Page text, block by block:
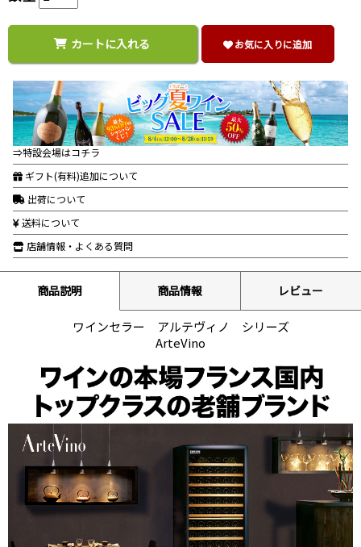
カートに入れる お気に入りに追加
⇒特設会場はコチラ
ギフト(有料)追加について
出荷について
送料について
店舗情報・よくある質問
商品説明 商品情報 レビュー
ワインセラー アルテヴィノ シリーズ
ArteVino